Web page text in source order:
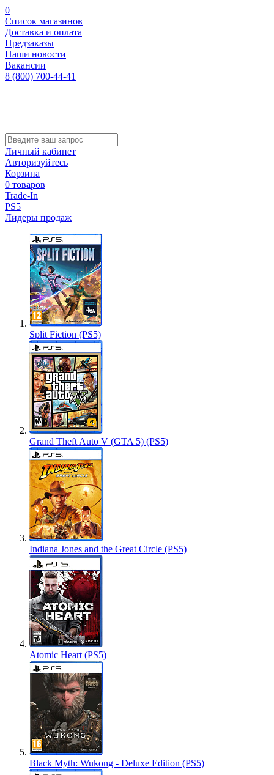
0
Список магазинов
Доставка и оплата
Предзаказы
Наши новости
Вакансии
8 (800) 700-44-41
Личный кабинет
Авторизуйтесь
Корзина
0 товаров
Trade-In
PS5
Лидеры продаж
Split Fiction (PS5)
Grand Theft Auto V (GTA 5) (PS5)
Indiana Jones and the Great Circle (PS5)
Atomic Heart (PS5)
Black Myth: Wukong - Deluxe Edition (PS5)